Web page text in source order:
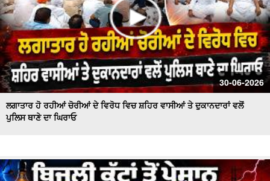
30-06-2026
ਲਗਾਤਾਰ ਹੋ ਰਹੀਆਂ ਚੋਰੀਆਂ ਦੇ ਵਿਰੋਧ ਵਿਚ ਸ਼ਹਿਰ ਵਾਸੀਆਂ ਤੇ ਦੁਕਾਨਦਾਰਾਂ ਵਲੋਂ
ਪੁਲਿਸ ਥਾਣੇ ਦਾ ਘਿਰਾਓ